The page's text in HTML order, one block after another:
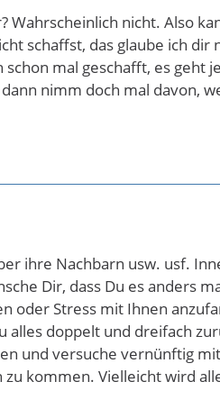
nicht. Also
schaffst, das glaube ich dir
mal geschafft, es geht
nimm doch mal davon,
ihre Nachbarn usw. usf.
Dir, dass Du es anders
oder Stress mit Ihnen
doppelt und dreifach
und versuche vernünftig
kommen. Vielleicht wird